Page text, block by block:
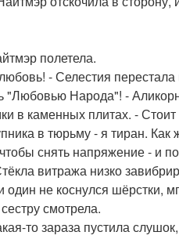
полетела.
- Селестия
"Любовью Народа"! -
в каменных плитах. -
в тюрьму - я тиран.
снять напряжение - и
витража низко
один не коснулся
смотрела.
то зараза пустила